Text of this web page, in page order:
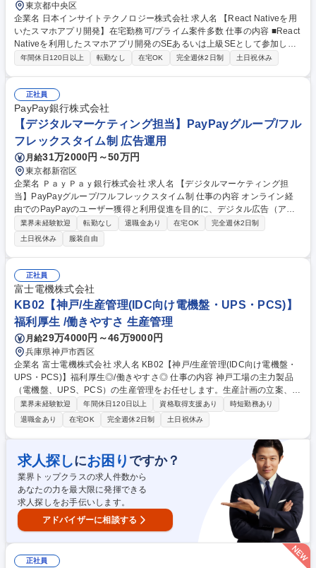
東京都中央区
企業名 日本インサイトテクノロジー株式会社 求人名 【React Nativeを用
いたスマホアプリ開発】在宅勤務可/プライム案件多数 仕事の内容 ■React
Nativeを利用したスマホアプリ開発のSEあるいは上級SEとして参加して
頂きます。要件定義、設計および製造から試験、リリース作業をお任せし
ル開発案件が急増しています。 【魅力】■先進システムソリューションの
導入等、最新のDX技術を学べる。■プライム案件多数の為、残業時間も少
なく、顧客の変化を感じれる。■アメリカやヨーロッパで研修に参加し、
技術を習得できる環境 募集職種 【React Nativeを用いたスマホアプリ開
発】在宅勤務可/プライム案件多数
年間休日120日以上 転勤なし 在宅OK 完全週休2日制 土日祝休み
正社員
PayPay銀行株式会社
【デジタルマーケティング担当】PayPayグループ/フル
フレックスタイム制 広告運用
月給31万2000円～50万円
東京都新宿区
企業名 ＰａｙＰａｙ銀行株式会社 求人名 【デジタルマーケティング担
当】PayPayグループ/フルフレックスタイム制 仕事の内容 オンライン経
由でのPayPayのユーザー獲得と利用促進を目的に、デジタル広告（アプ
リ広告）などのデジタルプロモーションを推進いただきます。 【具体的な
業務内容】■アプリ広告等の運用型広告出稿の立案・実行 ■出稿実績の分
析、マーケット調査、競合サービスの調査 ■出稿実績、調査データのレポ
ーティング ■広告効果測定ツールの運用（イベント設定の要件定義など）
および導入など ■広告クリエイティブの制作ディレクション■予算管理な
ど ■代理店には頼らない、AIを活用しながらのインハウス運用も並行して
取り組みを開始 募集職種 【デジタルマーケティング担当】PayPayグルー
プ/フルフレックスタイム制
業界未経験歓迎 転勤なし 退職金あり 在宅OK
完全週休2日制
土日祝休み
服装自由
正社員
富士電機株式会社
KB02【神戸/生産管理(IDC向け電機盤・UPS・PCS)】
福利厚生 /働きやすさ 生産管理
月給29万4000円～46万9000円
兵庫県神戸市西区
企業名 富士電機株式会社 求人名 KB02【神戸/生産管理(IDC向け電機盤・
UPS・PCS)】福利厚生◎/働きやすさ◎ 仕事の内容 神戸工場の主力製品
（電機盤、UPS、PCS）の生産管理をお任せします。生産計画の立案、予
算管理、在庫管理に加え、製造・購買部門との工程調整を通じて、製品の
納期遵守と利益最大化を目指して頂きます。 (1)生産計画の立案(2)予決算
管理・棚卸資産管理(3)製造、試験、購買部門との工程調整。扱うのは一品
一様の受注生産品が多く、複雑な調整力が求められますが、その分やりが
いがあり。 【働き方】残業時間：15-20h/月、出張頻度：年2-3回程度、
休暇：有給・フレックスの活用を即促進 募集職種 KB02【神戸/生産管理(I
DC向け電機盤・UPS・PCS)】福利厚生◎/働きやすさ◎
業界未経験歓迎 年間休日120日以上 資格取得支援あり
時短勤務あり
退職金あり
在宅OK 完全週休2日制 土日祝休み
求人探しにお困り ですか？
業界トップクラスの求人件数から
あなたの力を最大限に発揮できる
求人探しをお手伝いします。
アドバイザーに相談する
正社員